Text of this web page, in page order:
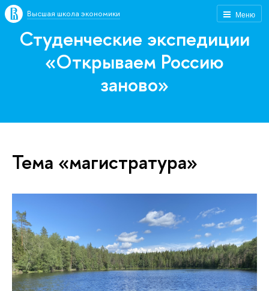
Меню
Высшая школа экономики
Студенческие экспедиции
«Открываем Россию
заново»
Тема «магистратура»